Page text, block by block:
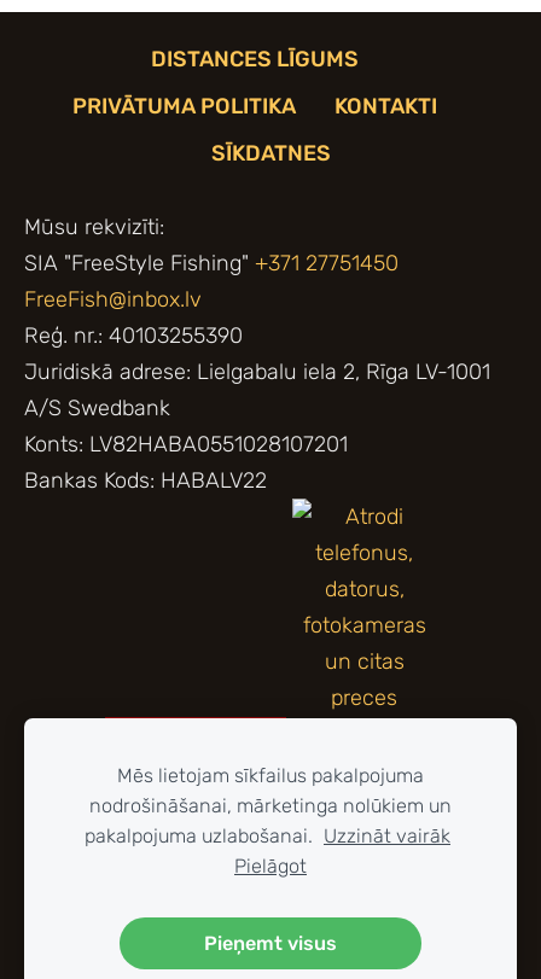
DISTANCES LĪGUMS
PRIVĀTUMA POLITIKA
KONTAKTI
SĪKDATNES
Mūsu rekvizīti:
SIA "FreeStyle Fishing" +371 27751450
FreeFish@inbox.lv
Reģ. nr.: 40103255390
Juridiskā adrese: Lielgabalu iela 2, Rīga LV-1001
A/S Swedbank
Konts: LV82HABA0551028107201
Bankas Kods: HABALV22
Mēs lietojam sīkfailus pakalpojuma
nodrošināšanai, mārketinga nolūkiem un
pakalpojuma uzlabošanai. Uzzināt vairāk
Pielāgot
Pieņemt visus